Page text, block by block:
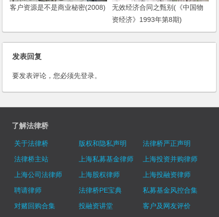
客户资源是不是商业秘密(2008)
无效经济合同之甄别(《中国物
资经济》1993年第8期)
发表回复
要发表评论，您必须先登录。
了解法律桥
关于法律桥 版权和隐私声明
法律桥严正声明
法律桥主站
上海私募基金律师
上海投资并购律师
上海公司法律师
上海股权律师
上海投融资律师
聘请律师
法律桥PE宝典
私募基金风控合集
对赌回购合集
投融资讲堂
客户及网友评价